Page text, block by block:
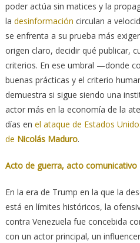
poder actúa sin matices y la
la desinformación circulan a
se enfrenta a su prueba más
origen claro, decidir qué publicar,
criterios. En ese umbral —donde
buenas prácticas y el criterio
demuestra si sigue siendo una
actor más en la economía de la
días en el ataque de Estados
de Nicolás Maduro.
Acto de guerra, acto comunicativo
En la era de Trump en la que la
está en límites históricos, la
contra Venezuela fue concebida
con un actor principal, un